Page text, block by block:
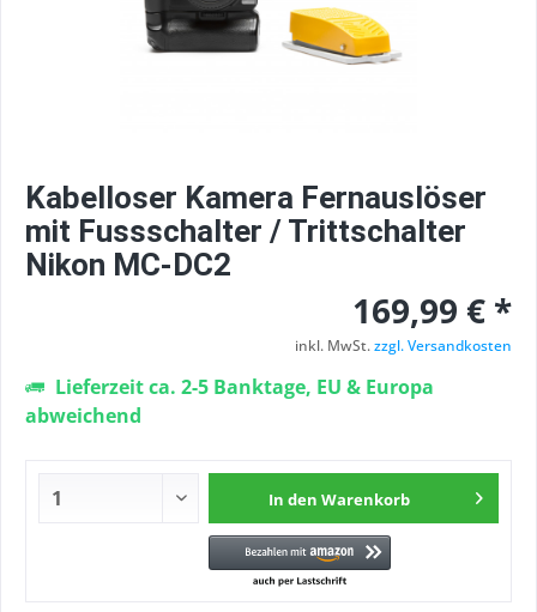
Kabelloser Kamera Fernauslöser
mit Fussschalter / Trittschalter
Nikon MC-DC2
169,99 € *
inkl. MwSt.zzgl. Versandkosten
Lieferzeit ca. 2-5 Banktage, EU & Europa
abweichend
In den Warenkorb